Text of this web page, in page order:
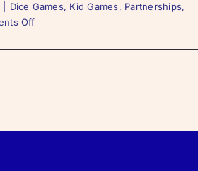
Dice Games, Kid Games, Partnerships,
Off